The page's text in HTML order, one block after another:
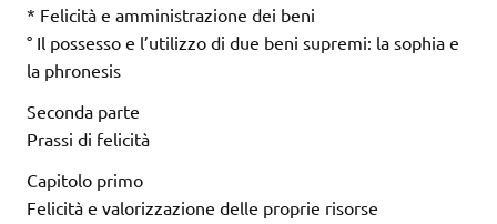
* Felicità e amministrazione dei beni
° Il possesso e l’utilizzo di due beni supremi: la sophia e
la phronesis
Seconda parte
Prassi di felicità
Capitolo primo
Felicità e valorizzazione delle proprie risorse